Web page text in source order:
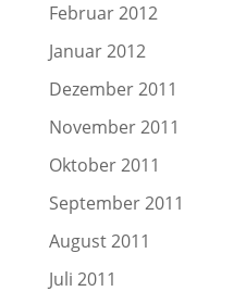
Februar 2012
Januar 2012
Dezember 2011
November 2011
Oktober 2011
September 2011
August 2011
Juli 2011